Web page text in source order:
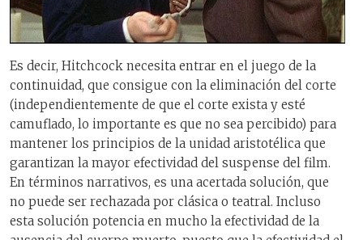
Es decir, Hitchcock necesita entrar en el juego de la
continuidad, que consigue con la eliminación del corte
(independientemente de que el corte exista y esté
camuflado, lo importante es que no sea percibido) para
mantener los principios de la unidad aristotélica que
garantizan la mayor efectividad del suspense del film.
En términos narrativos, es una acertada solución, que
no puede ser rechazada por clásica o teatral. Incluso
esta solución potencia en mucho la efectividad de la